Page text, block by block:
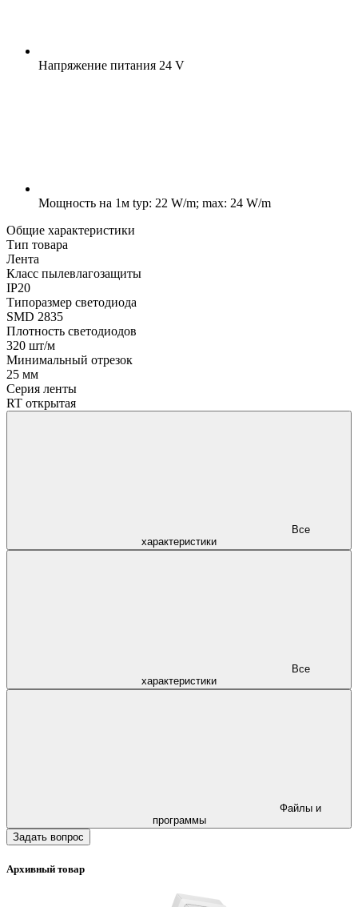
Напряжение питания 24 V
Мощность на 1м typ: 22 W/m; max: 24 W/m
Общие характеристики
Тип товара
Лента
Класс пылевлагозащиты
IP20
Типоразмер светодиода
SMD 2835
Плотность светодиодов
320 шт/м
Минимальный отрезок
25 мм
Серия ленты
RT открытая
характеристики
характеристики
программы
Задать вопрос
Архивный товар